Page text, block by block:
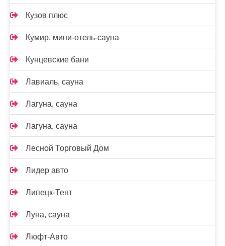
Кузов плюс
Кумир, мини-отель-сауна
Кунцевские бани
Лавиаль, сауна
Лагуна, сауна
Лагуна, сауна
Лесной Торговый Дом
Лидер авто
Липецк-Тент
Луна, сауна
Люфт-Авто